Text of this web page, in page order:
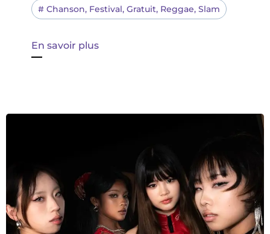
# Chanson, Festival, Gratuit, Reggae, Slam
En savoir plus